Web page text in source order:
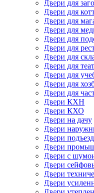
Двери для
Двери для
Двери для
Двери для
Двери для
Двери для
Двери для
Двери для
Двери для
Двери для
Двери для
Двери КХН
Двери КХО
Двери на дачу
Двери
Двери
Двери
Двери с
Двери
Двери
Двери